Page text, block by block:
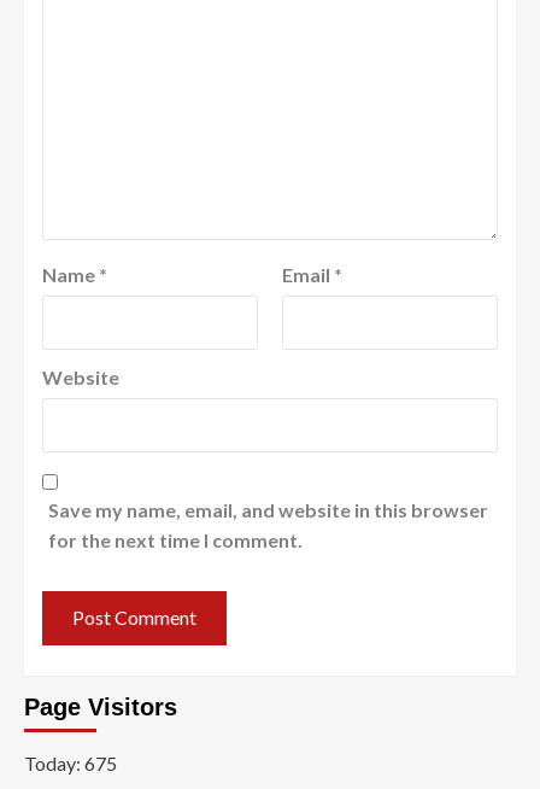
Name * Email *
Website
Save my name, email, and website in this browser
for the next time I comment.
Page Visitors
Today: 675